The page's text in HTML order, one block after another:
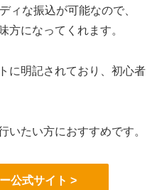
ィな振込が可能なので、
方になってくれます。
に明記されており、初心者
いたい方におすすめです。
公式サイト >